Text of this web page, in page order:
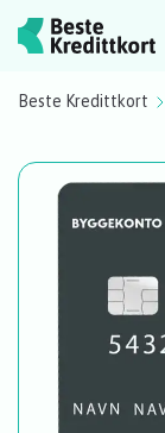
Beste Kredittkort